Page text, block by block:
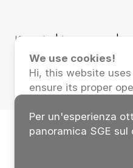
We use cookies!
Hi, this website
ensure its proper
with it. The latter
consent.
Per un'esperienza
panoramica SGE sul
Kontakt | Impressum
|
Datenschutz